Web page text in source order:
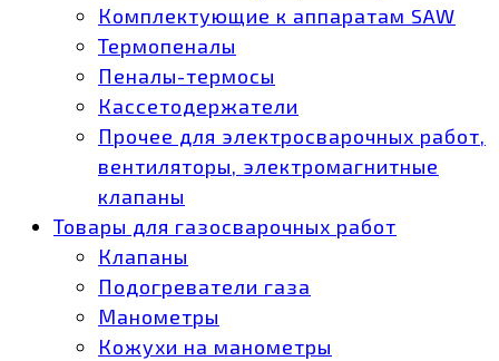
Комплектующие к аппаратам SAW
Термопеналы
Пеналы-термосы
Кассетодержатели
Прочее для электросварочных работ,
вентиляторы, электромагнитные
клапаны
Товары для газосварочных работ
Клапаны
Подогреватели газа
Манометры
Кожухи на манометры